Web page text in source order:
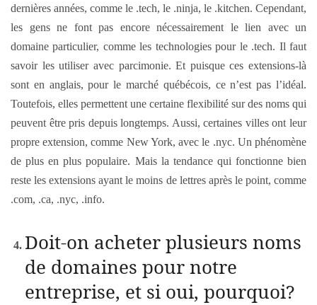
dernières années, comme le .tech, le .ninja, le .kitchen. Cependant,
les gens ne font pas encore nécessairement le lien avec un
domaine particulier, comme les technologies pour le .tech. Il faut
savoir les utiliser avec parcimonie. Et puisque ces extensions-là
sont en anglais, pour le marché québécois, ce n’est pas l’idéal.
Toutefois, elles permettent une certaine flexibilité sur des noms qui
peuvent être pris depuis longtemps. Aussi, certaines villes ont leur
propre extension, comme New York, avec le .nyc. Un phénomène
de plus en plus populaire. Mais la tendance qui fonctionne bien
reste les extensions ayant le moins de lettres après le point, comme
.com, .ca, .nyc, .info.
Doit-on acheter plusieurs noms
de domaines pour notre
entreprise, et si oui, pourquoi?